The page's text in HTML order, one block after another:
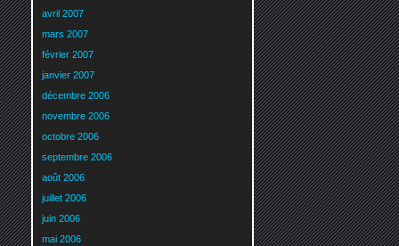
avril 2007
mars 2007
février 2007
janvier 2007
décembre 2006
novembre 2006
octobre 2006
septembre 2006
août 2006
juillet 2006
juin 2006
mai 2006